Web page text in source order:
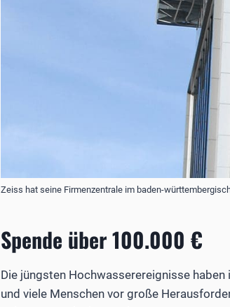
Zeiss hat seine Firmenzentrale im baden-
Spende über 100.000 €
Die jüngsten Hochwasserereignisse
und viele Menschen vor große